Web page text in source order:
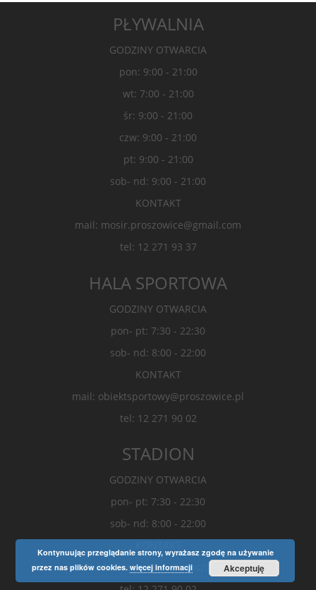
PŁYWALNIA
GODZINY OTWARCIA
pon: 9:00 - 21:00
wt: 7:00 - 21:00
śr: 9:00 - 21:00
czw: 9:00 - 21:00
pt: 9:00 - 21:00
sob- nd: 9:00 - 21:00
KONTAKT
mail: mosir.proszowice@gmail.com
tel: 12 271 93 37
HALA SPORTOWA
GODZINY OTWARCIA
pon- pt: 7:30 - 22:30
sob- nd: 8:00 - 22:00
KONTAKT
mail: obiektsportowy@proszowice.pl
tel: 12 271 90 02
STADION
GODZINY OTWARCIA
pon- pt: 7:30 - 22:30
sob- nd: 8:00 - 22:00
mail: obiektsportowy@proszowice.pl
Kontynuując przeglądanie strony, wyrażasz zgodę na używanie
przez nas plików cookies. więcej informacji Akceptuję